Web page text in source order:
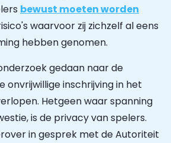
bewust moeten worden
waarvoor zij zichzelf al eens
hebben genomen.
gedaan naar de
onvrijwillige inschrijving in het
Hetgeen waar spanning
is de privacy van spelers.
in gesprek met de Autoriteit